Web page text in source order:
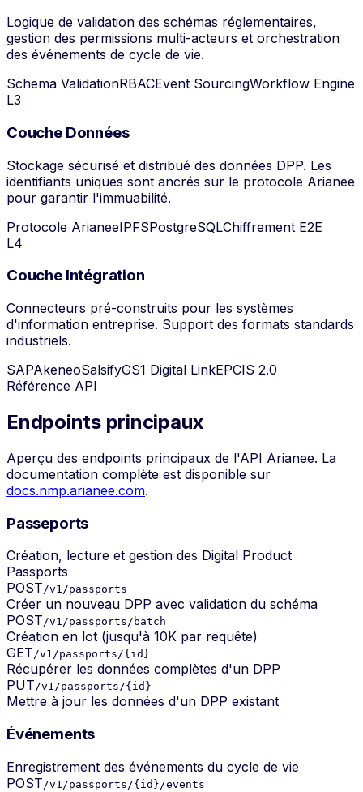
Logique de validation des schémas réglementaires,
gestion des permissions multi-acteurs et orchestration
des événements de cycle de vie.
Schema ValidationRBACEvent SourcingWorkflow Engine
L3
Couche Données
Stockage sécurisé et distribué des données DPP. Les
identifiants uniques sont ancrés sur le protocole Arianee
pour garantir l'immuabilité.
Protocole ArianeeIPFSPostgreSQLChiffrement E2E
L4
Couche Intégration
Connecteurs pré-construits pour les systèmes
d'information entreprise. Support des formats standards
industriels.
SAPAkeneoSalsifyGS1 Digital LinkEPCIS 2.0
Référence API
Endpoints principaux
Aperçu des endpoints principaux de l'API Arianee. La
documentation complète est disponible sur
docs.nmp.arianee.com.
Passeports
Création, lecture et gestion des Digital Product
Passports
POST/v1/passports
Créer un nouveau DPP avec validation du schéma
POST/v1/passports/batch
Création en lot (jusqu'à 10K par requête)
GET/v1/passports/{id}
Récupérer les données complètes d'un DPP
PUT/v1/passports/{id}
Mettre à jour les données d'un DPP existant
Événements
Enregistrement des événements du cycle de vie
POST /v1/passports/{id}/events